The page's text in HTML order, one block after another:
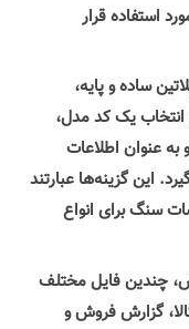
استفاده قرار
ساده و پایه،
یک کد مدل،
عنوان اطلاعات
این گزینه‌ها عبارتند
سنگ برای انواع
چندین فایل مختلف
گزارش فروش و